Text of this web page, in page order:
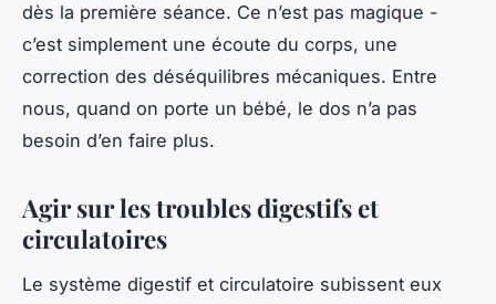
dès la première séance. Ce n’est pas magique -
c’est simplement une écoute du corps, une
correction des déséquilibres mécaniques. Entre
nous, quand on porte un bébé, le dos n’a pas
besoin d’en faire plus.
Agir sur les troubles digestifs et
circulatoires
Le système digestif et circulatoire subissent eux